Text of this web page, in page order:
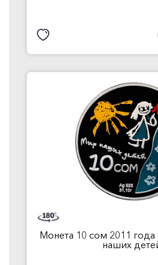
Монета 10 сом 2011
наших